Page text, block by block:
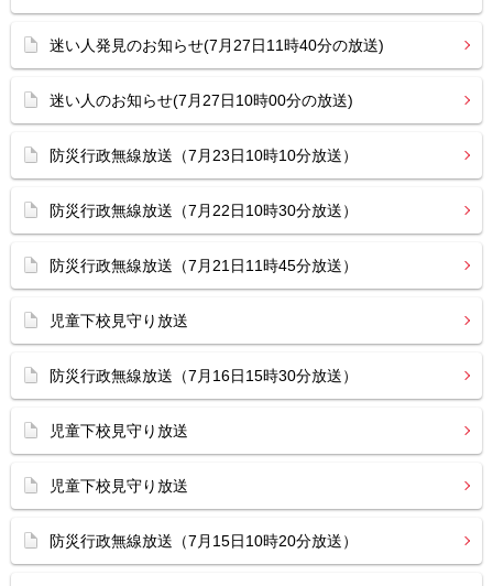
迷い人発見のお知らせ(7月27日11時40分の放送)
迷い人のお知らせ(7月27日10時00分の放送)
防災行政無線放送（7月23日10時10分放送）
防災行政無線放送（7月22日10時30分放送）
防災行政無線放送（7月21日11時45分放送）
児童下校見守り放送
防災行政無線放送（7月16日15時30分放送）
児童下校見守り放送
児童下校見守り放送
防災行政無線放送（7月15日10時20分放送）